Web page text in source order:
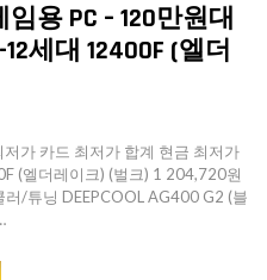
용 PC – 120만원대
세대 12400F (엘더
가 카드 최저가 합계 현금 최저가
(엘더레이크) (벌크) 1 204,720원
/튜닝 DEEPCOOL AG400 G2 (블